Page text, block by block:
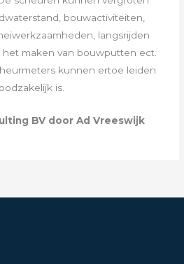
bouwactiviteiten,
langsrijden
maken van bouwputten ect.
kunnen ertoe leiden
is.
BV door Ad Vreeswijk